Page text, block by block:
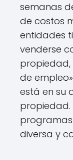
semanas
de costos
entidades
venderse
propiedad,
de
está en su
propiedad.
diversa y